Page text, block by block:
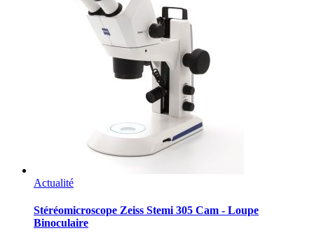
Actualité
Stéréomicroscope Zeiss Stemi 305 Cam - Loupe
Binoculaire